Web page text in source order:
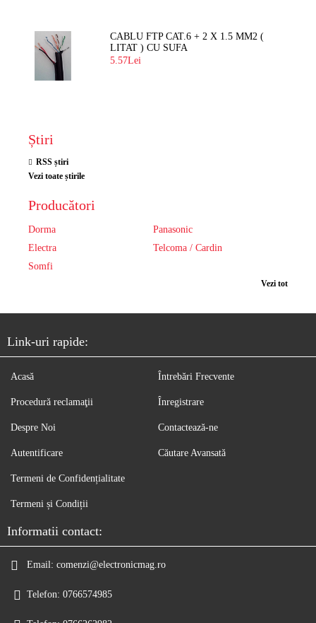
CABLU FTP CAT.6 + 2 X 1.5 MM2 (
LITAT ) CU SUFA
5.57Lei
Știri
RSS știri
Vezi toate știrile
Producători
Dorma
Panasonic
Electra
Telcoma / Cardin
Somfi
Vezi tot
Link-uri rapide:
Acasă
Procedură reclamaţii
Despre Noi
Autentificare
Întrebări Frecvente
Înregistrare
Contactează-ne
Căutare Avansată
Termeni de Confidențialitate
Termeni și Condiții
Informatii contact:
Email: comenzi@electronicmag.ro
Telefon: 0766574985